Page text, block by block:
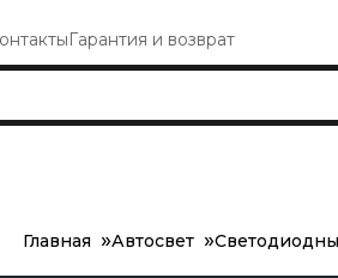
Гарантия и возврат
Главная Автосвет